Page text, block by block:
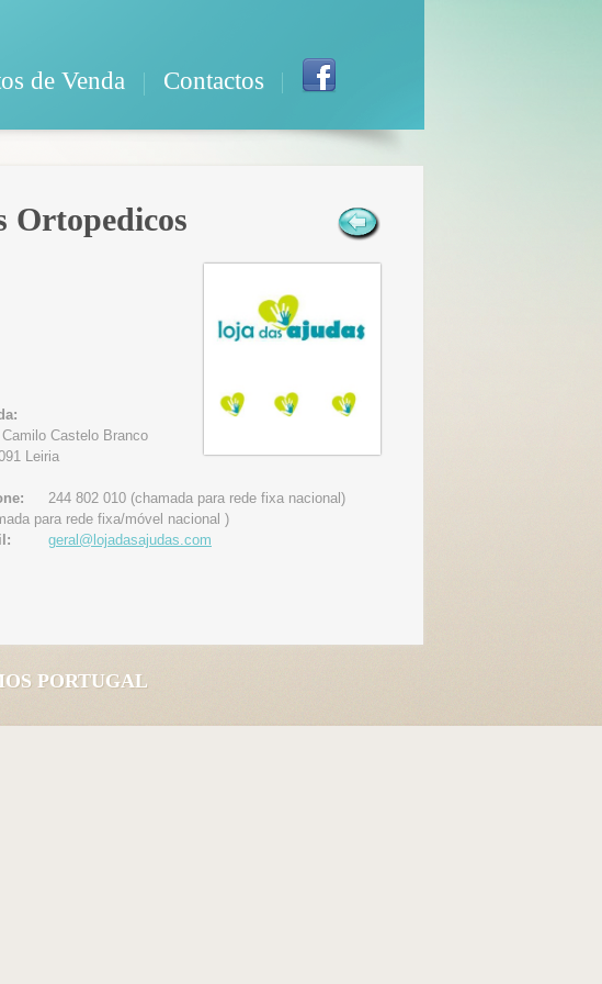
de Venda Contactos
Ortopedicos
Camilo Castelo Branco
Leiria
244 802 010 (chamada para rede fixa nacional)
para rede fixa/móvel nacional )
geral@lojadasajudas.com
PORTUGAL